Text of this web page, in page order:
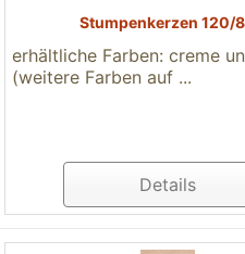
Stumpenkerzen 120/
erhältliche Farben: creme
(weitere Farben auf ...
Details